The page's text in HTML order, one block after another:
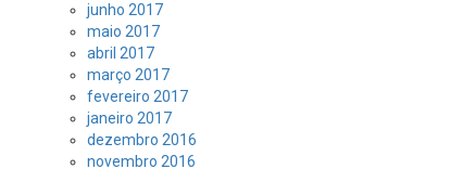
junho 2017
maio 2017
abril 2017
março 2017
fevereiro 2017
janeiro 2017
dezembro 2016
novembro 2016